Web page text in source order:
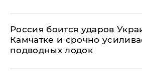
Россия боится ударов
Камчатке и срочно
подводных лодок